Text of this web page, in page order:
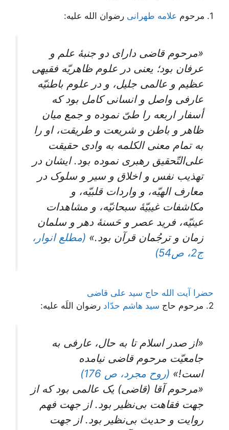
1. مرحوم علامه طهرانی رضوان الله علیه:
«مرحوم قاضی دارای دو جنبۀ‌ علم و
عرفان بود؛ یعنی در علوم ظاهریّه فقیهی
عظیم و عالمی جلیل، و در علوم باطنیّه
عارفی واصل و انسانی کامل بود که
أسفار اربعه را طیّ نموده و جمع میان
ظاهر و باطن و شریعت و طریقت، او را
به تمام معنی الکلمه به وادی حقیقت
علی‌التّحقیق رهبری نموده بود. ایشان در
تهذیب‌ نفس‌ و اخلاق‌ و سیر و سلوک‌ در
معارف‌ الهیّه، و واردات‌ قلبیّه‌، و
مکاشفات‌ غیبیّۀ سبحانیّه‌، و مشاهدات‌
عینیّه‌، فرید عصر و حَسنۀ دهر و سلمان‌
زمان‌ و ترجُمان‌ قرآن‌ بود.» (مطلع انوار،
ج2، ص54)
حضرا آیت الله حاج سید علی قاضی
2. مرحوم حاج
سید هاشم حدّاد رضوان اللَه علیه:
«از صدر اسلام تا به حال، عارفی به
جامعیّت مرحوم قاضی نیامده
است!» (روح مجرد، ص 176)
«مرحوم‌ آقا (قاضی) یک‌ عالمی‌ بود که‌ از
جهت‌ فقاهت‌ بی‌نظیر بود. از جهت‌ فهم‌
روایت‌ و حدیث‌ بی‌نظیر بود. از جهت‌